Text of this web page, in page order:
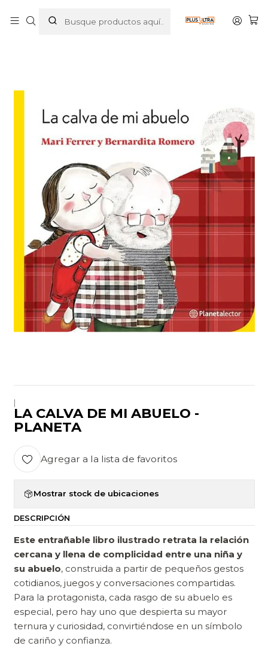
LA CALVA DE MI ABUELO - PLANETA
|
LA CALVA DE MI ABUELO -
PLANETA
Agregar a la lista de favoritos
Mostrar stock de ubicaciones
DESCRIPCIÓN
Este entrañable libro ilustrado retrata la relación
cercana y llena de complicidad entre una niña y
su abuelo, construida a partir de pequeños gestos
cotidianos, juegos y conversaciones compartidas.
Para la protagonista, cada rasgo de su abuelo es
especial, pero hay uno que despierta su mayor
ternura y curiosidad, convirtiéndose en un símbolo
de cariño y confianza.